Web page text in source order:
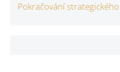
Pokračování